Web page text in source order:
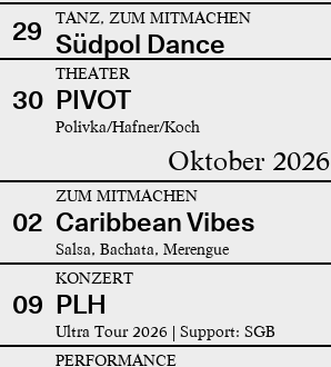
29 TANZ, ZUM MITMACHEN
Südpol Dance
30
THEATER
PIVOT
Polivka/Hafner/Koch
Oktober 2026
02
ZUM MITMACHEN
Caribbean Vibes
Salsa, Bachata, Merengue
09
KONZERT
PLH
Ultra Tour 2026 | Support: SGB
PERFORMANCE